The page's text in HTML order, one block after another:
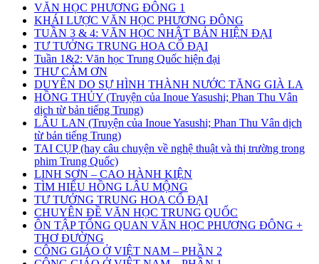
VĂN HỌC PHƯƠNG ĐÔNG 1
KHÁI LƯỢC VĂN HỌC PHƯƠNG ĐÔNG
TUẦN 3 & 4: VĂN HỌC NHẬT BẢN HIỆN ĐẠI
TƯ TƯỞNG TRUNG HOA CỔ ĐẠI
Tuần 1&2: Văn học Trung Quốc hiện đại
THƯ CẢM ƠN
DUYÊN DO SỰ HÌNH THÀNH NƯỚC TĂNG GIÀ LA
HỒNG THỦY (Truyện của Inoue Yasushi; Phan Thu Vân
dịch từ bản tiếng Trung)
LÂU LAN (Truyện của Inoue Yasushi; Phan Thu Vân dịch
từ bản tiếng Trung)
TAI CỤP (hay câu chuyện về nghệ thuật và thị trường trong
phim Trung Quốc)
LINH SƠN – CAO HÀNH KIỆN
TÌM HIỂU HỒNG LÂU MỘNG
TƯ TƯỞNG TRUNG HOA CỔ ĐẠI
CHUYÊN ĐỀ VĂN HỌC TRUNG QUỐC
ÔN TẬP TỔNG QUAN VĂN HỌC PHƯƠNG ĐÔNG +
THƠ ĐƯỜNG
CÔNG GIÁO Ở VIỆT NAM – PHẦN 2